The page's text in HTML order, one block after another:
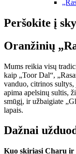
Peršokite į
Oranžinių
Mums reikia visų
kaip „Toor Dal“,
vanduo, citrinos
apima apelsinų sultis,
smūgį, ir užbaigiate
lapais.
Dažnai
Kuo skiriasi Charu ir